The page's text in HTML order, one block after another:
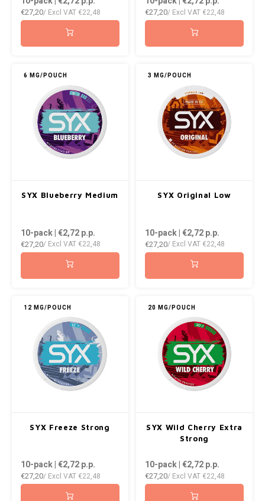
€27,20/ Excl VAT €22,48 €27,20/ Excl VAT €22,48
6 MG/POUCH
SYX Blueberry Medium
10-pack | €2,72p.p.
€27,20/ Excl VAT €22,48
3 MG/POUCH
SYX Original Low
10-pack | €2,72p.p.
€27,20/ Excl VAT €22,48
12 MG/POUCH
SYX Freeze Strong
10-pack | €2,72p.p.
€27,20/ Excl VAT €22,48
20 MG/POUCH
SYX Wild Cherry Extra
Strong
10-pack | €2,72p.p.
€27,20/ Excl VAT €22,48